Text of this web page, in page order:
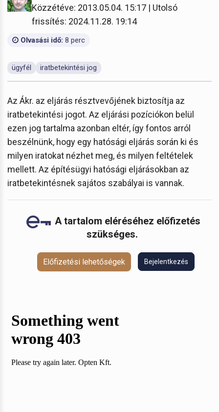
Közzétéve: 2013.05.04. 15:17 | Utolsó
frissítés: 2024.11.28. 19:14
Olvasási idő: 8 perc
ügyfél iratbetekintési jog
Az Ákr. az eljárás résztvevőjének biztosítja az
iratbetekintési jogot. Az eljárási pozíciókon belül
ezen jog tartalma azonban eltér, így fontos arról
beszélnünk, hogy egy hatósági eljárás során ki és
milyen iratokat nézhet meg, és milyen feltételek
mellett. Az építésügyi hatósági eljárásokban az
iratbetekintésnek sajátos szabályai is vannak.
A tartalom eléréséhez előfizetés
szükséges.
Előfizetési lehetőségek Bejelentkezés